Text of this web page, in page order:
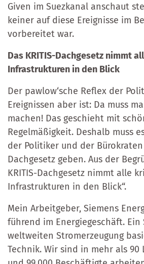
Given im Suezkanal anschaut
keiner auf diese Ereignisse im
vorbereitet war.
Das KRITIS-Dachgesetz nimmt
Infrastrukturen in den Blick
Der pawlow‘sche Reflex der
Ereignissen aber ist: Da muss
machen! Das geschieht mit
Regelmäßigkeit. Deshalb muss
der Politiker und der Bürokraten
Dachgesetz geben. Aus der
KRITIS-Dachgesetz nimmt alle
Infrastrukturen in den Blick“.
Mein Arbeitgeber, Siemens
führend im Energiegeschäft. Ein
weltweiten Stromerzeugung
Technik. Wir sind in mehr als